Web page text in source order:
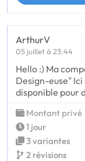
ArthurV
05 juillet à 23:44
Hello :) Ma
Design-euse"
disponible pour
Montant privé
1 jour
3 variantes
2 révisions